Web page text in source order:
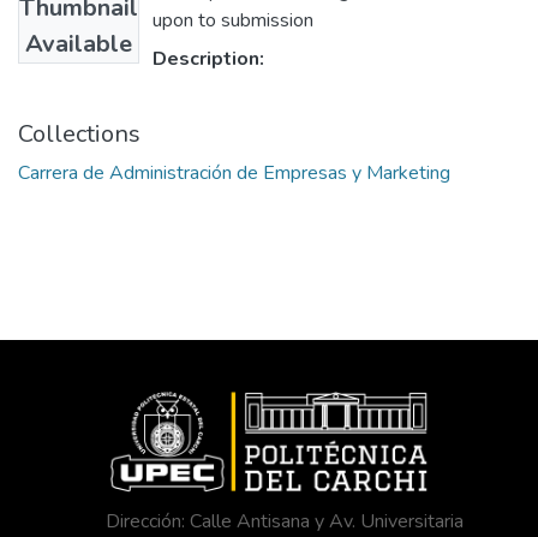
Thumbnail
Available
upon to submission
Description:
Collections
Carrera de Administración de Empresas y Marketing
Dirección: Calle Antisana y Av. Universitaria